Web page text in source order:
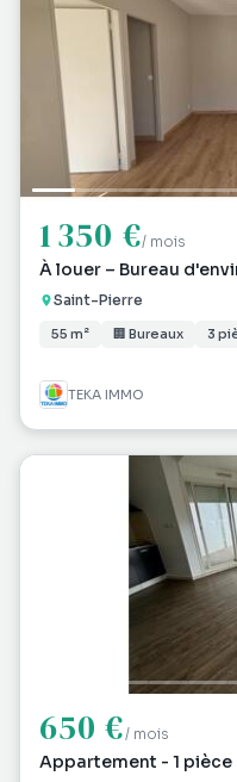
1 350 €/ mois
À louer – Bureau
Saint-Pierre
55 m² 🏢 Bureaux 3
TEKA IMMO
650 €/ mois
Appartement - 1 pièce